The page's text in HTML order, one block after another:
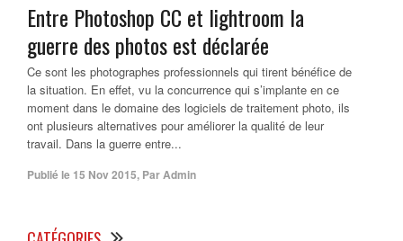
Entre Photoshop CC et lightroom la
guerre des photos est déclarée
Ce sont les photographes professionnels qui tirent bénéfice de
la situation. En effet, vu la concurrence qui s’implante en ce
moment dans le domaine des logiciels de traitement photo, ils
ont plusieurs alternatives pour améliorer la qualité de leur
travail. Dans la guerre entre...
Publié le 15 Nov 2015, ParAdmin